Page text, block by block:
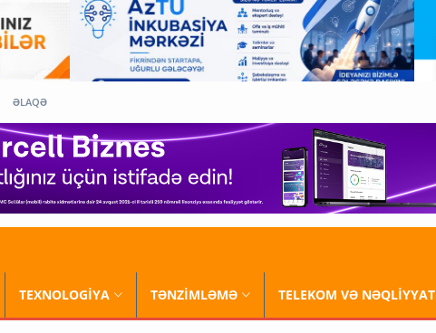
ƏLAQƏ
TEXNOLOGİYA TƏNZİMLƏMƏ TELEKOM VƏ NƏQLİYYAT